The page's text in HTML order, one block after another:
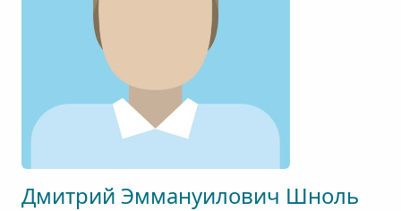
Дмитрий Эммануилович Шноль